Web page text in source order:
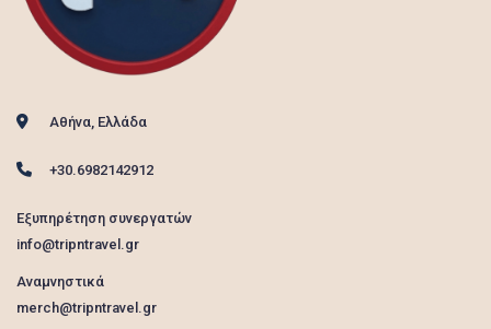
Αθήνα, Ελλάδα
+30.6982142912
Εξυπηρέτηση συνεργατών
info@tripntravel.gr
Αναμνηστικά
merch@tripntravel.gr